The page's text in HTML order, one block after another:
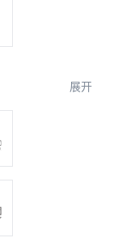
展开